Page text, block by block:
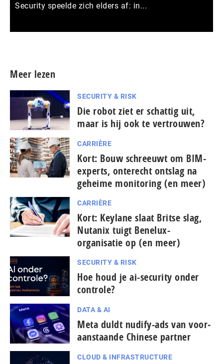
Security speelde zich elders af: in...
Meer lezen
SECURITY & RISK
Die robot ziet er schattig uit,
maar is hij ook te vertrouwen?
CARRIÈRE
Kort: Bouw schreeuwt om BIM-
experts, onterecht ontslag na
geheime monitoring (en meer)
CARRIÈRE
Kort: Keylane slaat Britse slag,
Nutanix tuigt Benelux-
organisatie op (en meer)
SECURITY & RISK
Hoe houd je ai-security onder
controle?
DATA & AI
Meta duldt nudify-ads van voor­
aan­staan­de Chinese partner
CLOUD & INFRASTRUCTURE